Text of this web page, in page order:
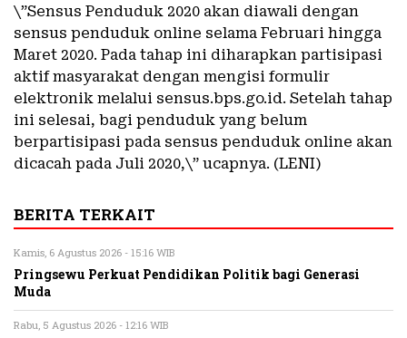
\”Sensus Penduduk 2020 akan diawali dengan
sensus penduduk online selama Februari hingga
Maret 2020. Pada tahap ini diharapkan partisipasi
aktif masyarakat dengan mengisi formulir
elektronik melalui sensus.bps.go.id. Setelah tahap
ini selesai, bagi penduduk yang belum
berpartisipasi pada sensus penduduk online akan
dicacah pada Juli 2020,\” ucapnya. (LENI)
BERITA TERKAIT
Kamis, 6 Agustus 2026 - 15:16 WIB
Pringsewu Perkuat Pendidikan Politik bagi Generasi
Muda
Rabu, 5 Agustus 2026 - 12:16 WIB